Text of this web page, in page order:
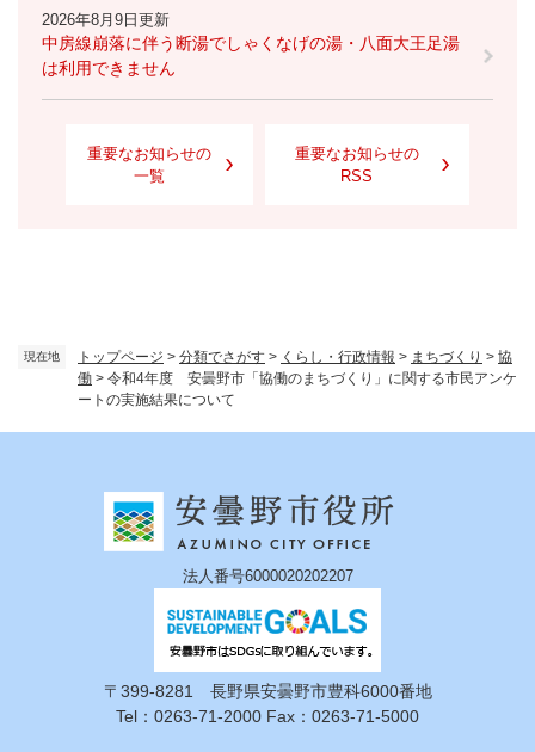
現在地 トップページ > 分類でさがす > くらし・行政情報 > まちづくり > 協
働 > 令和4年度 安曇野市「協働のまちづくり」に関する市民アンケ
ートの実施結果について
2026年8月9日更新
中房線崩落に伴う断湯でしゃくなげの湯・八面大王足湯
は利用できません
重要なお知らせの
一覧
重要なお知らせの
RSS
法人番号6000020202207
〒399-8281 長野県安曇野市豊科6000番地
Tel：0263-71-2000 Fax：0263-71-5000